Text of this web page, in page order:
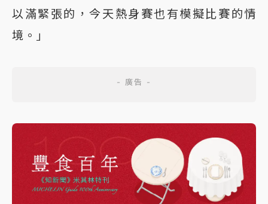
以滿緊張的，今天熱身賽也有模擬比賽的情
境。」